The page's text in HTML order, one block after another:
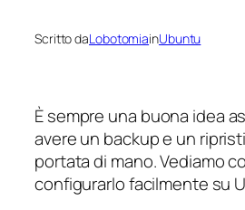
Scritto daLobotomiainUbuntu
È sempre una buona idea
avere un backup e un
portata di mano. Vediamo
configurarlo facilmente su